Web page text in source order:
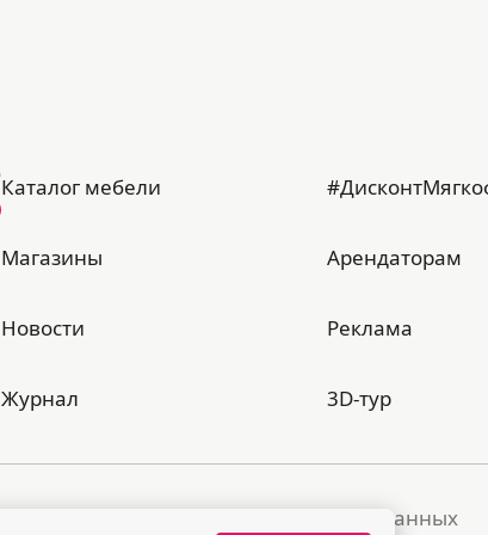
Каталог мебели
Магазины
Новости
Журнал
Арендаторам
Реклама
3D-тур
Политика обработки персональных данных